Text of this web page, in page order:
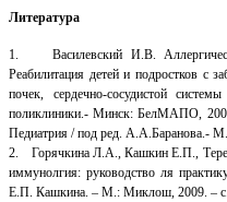
Литература
1. Василевский И.В.
Реабилитация детей и подростков с
почек, сердечно-сосудистой
поликлиники.- Минск: БелМАПО,
Педиатрия / под ред. А.А.Баранова.-
2. Горячкина Л.А., Кашкин Е.П.,
иммунолгия: руководство ля
Е.П. Кашкина. – М.: Миклош, 2009. –